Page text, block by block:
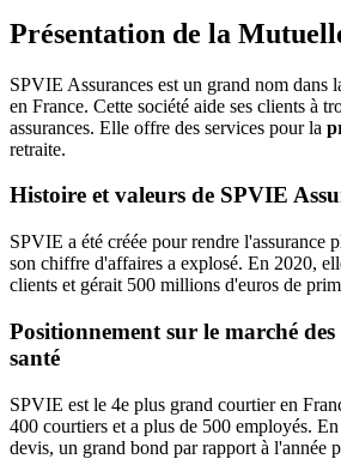
Présentation de la
SPVIE Assurances est un grand nom dans
en France. Cette société aide ses clients à
assurances. Elle offre des services pour la
retraite.
Histoire et valeurs de SPVIE
SPVIE a été créée pour rendre l'assurance
son chiffre d'affaires a explosé. En 2020,
clients et gérait 500 millions d'euros de
Positionnement sur le marché
santé
SPVIE est le 4e plus grand courtier en
400 courtiers et a plus de 500 employés.
devis, un grand bond par rapport à l'année